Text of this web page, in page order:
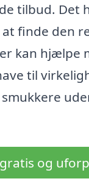
tilbud. Det
finde den
kan hjælpe
til
og